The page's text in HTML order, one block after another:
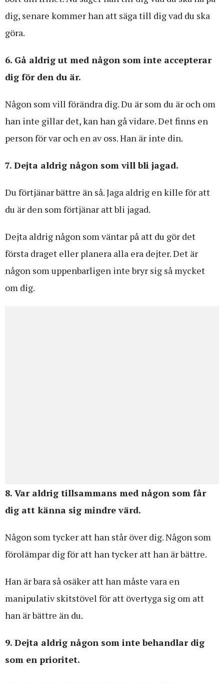
dig, senare kommer han att säga till dig vad du ska
göra.
6. Gå aldrig ut med någon som inte accepterar
dig för den du är.
Någon som vill förändra dig. Du är som du är och om
han inte gillar det, kan han gå vidare. Det finns en
person för var och en av oss. Han är inte din.
7. Dejta aldrig någon som vill bli jagad.
Du förtjänar bättre än så. Jaga aldrig en kille för att
du är den som förtjänar att bli jagad.
Dejta aldrig någon som väntar på att du gör det
första draget eller planera alla era dejter. Det är
någon som uppenbarligen inte bryr sig så mycket
om dig.
8. Var aldrig tillsammans med någon som får
dig att känna sig mindre värd.
Någon som tycker att han står över dig. Någon som
förolämpar dig för att han tycker att han är bättre.
Han är bara så osäker att han måste vara en
manipulativ skitstövel för att övertyga sig om att
han är bättre än du.
9. Dejta aldrig någon som inte behandlar dig
som en prioritet.